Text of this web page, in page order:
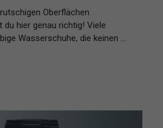
Oberflächen
du hier genau richtig! Viele
Wasserschuhe, die keinen …